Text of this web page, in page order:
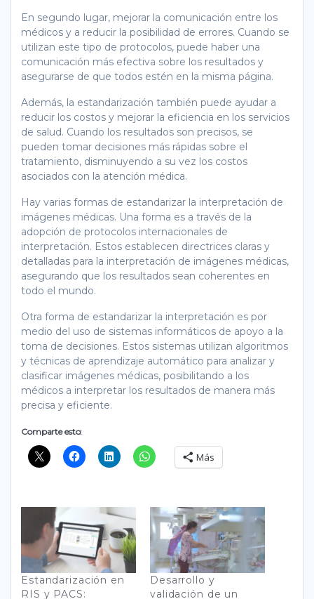
En segundo lugar, mejorar la comunicación entre los
médicos y a reducir la posibilidad de errores. Cuando se
utilizan este tipo de protocolos, puede haber una
comunicación más efectiva sobre los resultados y
asegurarse de que todos estén en la misma página.
Además, la estandarización también puede ayudar a
reducir los costos y mejorar la eficiencia en los servicios
de salud. Cuando los resultados son precisos, se
pueden tomar decisiones más rápidas sobre el
tratamiento, disminuyendo a su vez los costos
asociados con la atención médica.
Hay varias formas de estandarizar la interpretación de
imágenes médicas. Una forma es a través de la
adopción de protocolos internacionales de
interpretación. Estos establecen directrices claras y
detalladas para la interpretación de imágenes médicas,
asegurando que los resultados sean coherentes en
todo el mundo.
Otra forma de estandarizar la interpretación es por
medio del uso de sistemas informáticos de apoyo a la
toma de decisiones. Estos sistemas utilizan algoritmos
y técnicas de aprendizaje automático para analizar y
clasificar imágenes médicas, posibilitando a los
médicos a interpretar los resultados de manera más
precisa y eficiente.
Comparte esto:
Más
Estandarización en
RIS y PACS:
Desarrollo y
validación de un